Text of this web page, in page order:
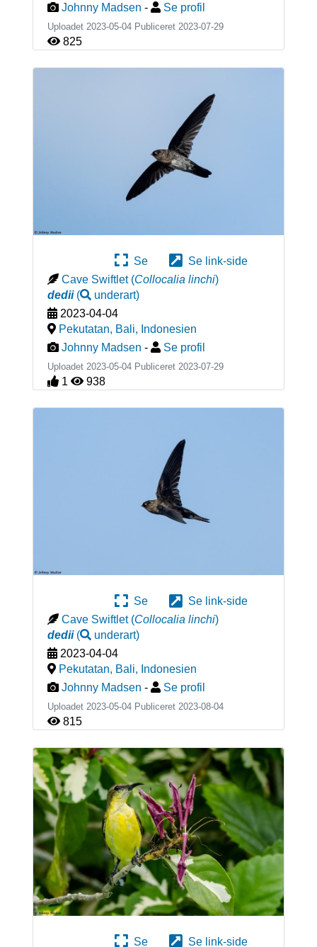
Johnny Madsen - Se profil
Uploadet 2023-05-04 Publiceret 2023-07-29
825
Se
Se link-side
Cave Swiftlet (Collocalia linchi)
dedii( underart)
2023-04-04
Pekutatan, Bali, Indonesien
Johnny Madsen - Se profil
Uploadet 2023-05-04 Publiceret 2023-07-29
1 938
Se
Se link-side
Cave Swiftlet (Collocalia linchi)
dedii( underart)
2023-04-04
Pekutatan, Bali, Indonesien
Johnny Madsen - Se profil
Uploadet 2023-05-04 Publiceret 2023-08-04
815
Se Se link-side